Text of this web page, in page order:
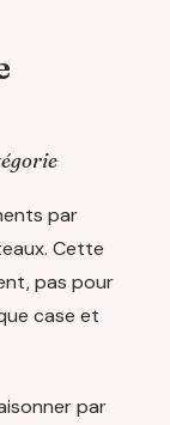
par
Cette
pas pour
case et
par